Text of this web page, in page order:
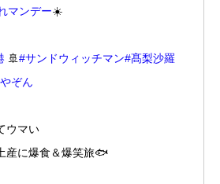
マンデー☀️
🚢#サンドウィッチマン#髙梨沙羅
ぞん
ウマい
産に爆食＆爆笑旅🐟